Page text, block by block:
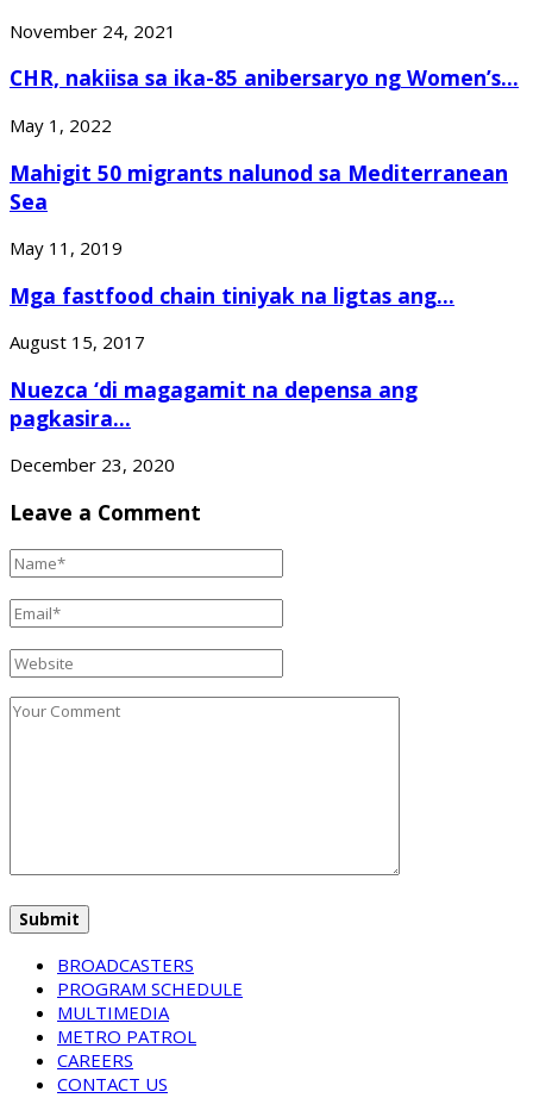
November 24, 2021
CHR, nakiisa sa ika-85 anibersaryo ng Women’s...
May 1, 2022
Mahigit 50 migrants nalunod sa Mediterranean
Sea
May 11, 2019
Mga fastfood chain tiniyak na ligtas ang...
August 15, 2017
Nuezca ‘di magagamit na depensa ang
pagkasira...
December 23, 2020
Leave a Comment
BROADCASTERS
PROGRAM SCHEDULE
MULTIMEDIA
METRO PATROL
CAREERS
CONTACT US